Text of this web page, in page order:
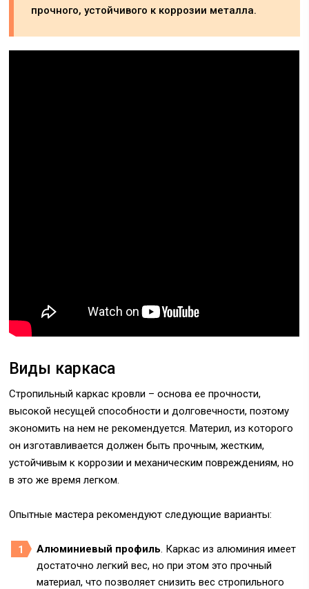
прочного, устойчивого к коррозии металла.
Виды каркаса
Стропильный каркас кровли – основа ее прочности,
высокой несущей способности и долговечности, поэтому
экономить на нем не рекомендуется. Материл, из которого
он изготавливается должен быть прочным, жестким,
устойчивым к коррозии и механическим повреждениям, но
в это же время легком.
Опытные мастера рекомендуют следующие варианты:
Алюминиевый профиль. Каркас из алюминия имеет
достаточно легкий вес, но при этом это прочный
материал, что позволяет снизить вес стропильного